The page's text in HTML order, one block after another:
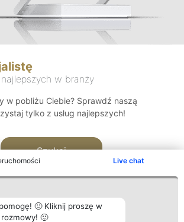
Live chat
🙂 Kliknij proszę w
🙂
w branży
w pobliżu Ciebie? Sprawdź naszą
tylko z usług najlepszych!
Szukaj